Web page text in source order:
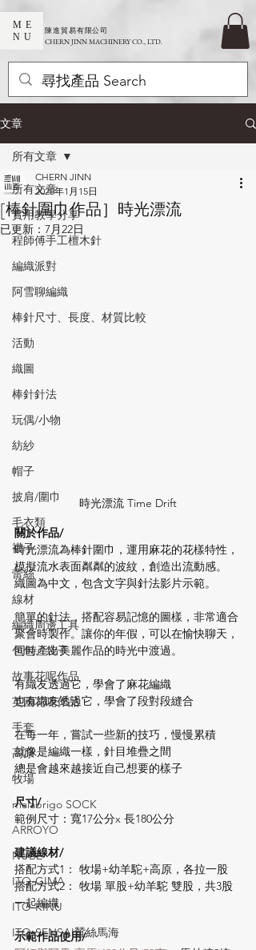
ME
NU
​陳進貿易有限公司
CHERN JINN MACHINERY CO., LTD.
文章
所有文章
實用教學分享
程師傅手工檀木針
編織派對
阿雪聊編織
棒針尺寸、長度、材質比較
活動
織圖
棒針針法
玩偶/小物
紡紗
帽子
披肩/圍巾
毛衣類
襪子
蕾絲
線材
編織周邊工具
包包、袋子
故事花呢作品
英國花呢作品
手套
高原
牧場
malabrigo SOCK
ARROYO
NUBE
ITO-GIMA
ITO-KINU
ITO-SENSAI蠶絲馬海
所有文章
[棒針圍巾作品］時光漂流
CHERN JINN
2025年1月15日
已更新： 7月22日
時光漂流 Time Drift
關於作品/
時光漂流為棒針圍巾，運用麻花的花樣特性，
模擬流水表面粼粼的波紋，創造出流動感。
織圖為中文，包含文字與針法影片示範。
簡單的針法，搭配容易記憶的圖樣，非常適合
聚會時製作。讓你的年假，可以在愉快聊天，
同時產出美麗作品的時光中渡過。
有織友透過它，學會了麻花編織
也有織友透過它，學會了段對段縫合
在每一年，嘗試一些新的技巧，慢慢累積
就像是編織一樣，針目堆疊之間
總是會越來越接近自己想要的樣子
尺寸/
範例尺寸：寬17公分x 長180公分
建議線材/
搭配方式1： 牧場+幼羊駝+高原，各拉一股
搭配方式2： 牧場 單股+幼羊駝 雙股，共3股
一起編織
示範作品使用/